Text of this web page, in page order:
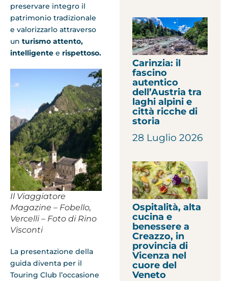
preservare integro il
patrimonio tradizionale
e valorizzarlo attraverso
un turismo attento,
intelligente e rispettoso.
Il Viaggiatore
Magazine – Fobello,
Vercelli – Foto di Rino
Visconti
La presentazione della
guida diventa per il
Touring Club l’occasione
Carinzia: il
fascino
autentico
dell’Austria tra
laghi alpini e
città ricche di
storia
28 Luglio 2026
Ospitalità, alta
cucina e
benessere a
Creazzo, in
provincia di
Vicenza nel
cuore del
Veneto